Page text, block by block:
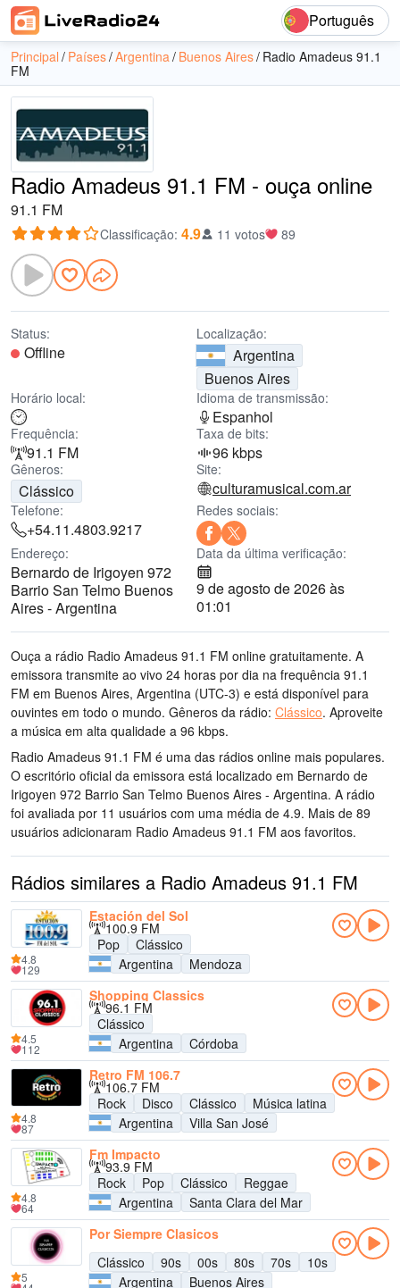
Português
Principal Países Argentina Buenos Aires Radio Amadeus 91.1
FM
Radio Amadeus 91.1 FM - ouça online
91.1 FM
Classificação: 4.9 11 votos 89
Status:
Offline
Localização:
Argentina
Buenos Aires
Horário local: Idioma de transmissão:
Espanhol
Frequência:
91.1 FM
Taxa de bits:
96 kbps
Gêneros:
Clássico
Site:
culturamusical.com.ar
Telefone:
+54.11.4803.9217
Redes sociais:
Endereço:
Bernardo de Irigoyen 972
Barrio San Telmo Buenos
Aires - Argentina
Data da última verificação:
9 de agosto de 2026 às
01:01
Ouça a rádio Radio Amadeus 91.1 FM online gratuitamente. A
emissora transmite ao vivo 24 horas por dia na frequência 91.1
FM em Buenos Aires, Argentina (UTC-3) e está disponível para
ouvintes em todo o mundo. Gêneros da rádio: Clássico. Aproveite
a música em alta qualidade a 96 kbps.
Radio Amadeus 91.1 FM é uma das rádios online mais populares.
O escritório oficial da emissora está localizado em Bernardo de
Irigoyen 972 Barrio San Telmo Buenos Aires - Argentina. A rádio
foi avaliada por 11 usuários com uma média de 4.9. Mais de 89
usuários adicionaram Radio Amadeus 91.1 FM aos favoritos.
Rádios similares a Radio Amadeus 91.1 FM
Estación del Sol
100.9 FM
Pop
Clássico
Argentina
Mendoza
4.8
129
Shopping Classics
96.1 FM
Clássico
Argentina
Córdoba
4.5
112
Retro FM 106.7
106.7 FM
Rock
Disco Clássico
Música latina
Argentina
Villa San José
4.8
87
Fm Impacto
93.9 FM
Rock
Pop Clássico
Reggae
Argentina
Santa Clara del Mar
4.8
64
Por Siempre Clasicos
Clássico
90s 00s 80s 70s
10s
Argentina
Buenos Aires
5